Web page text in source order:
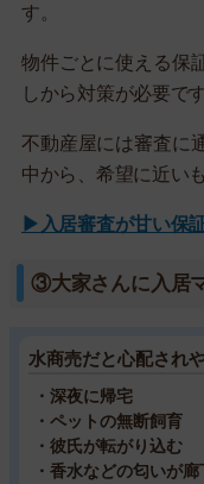
す。
物件ごとに使える保
しから対策が必要です
不動産屋には審査に
中から、希望に近い
▶入居審査が甘い保
③大家さんに入居
水商売だと心配され
・深夜に帰宅
・ペットの無断飼育
・彼氏が転がり込む
・香水などの匂いが廊